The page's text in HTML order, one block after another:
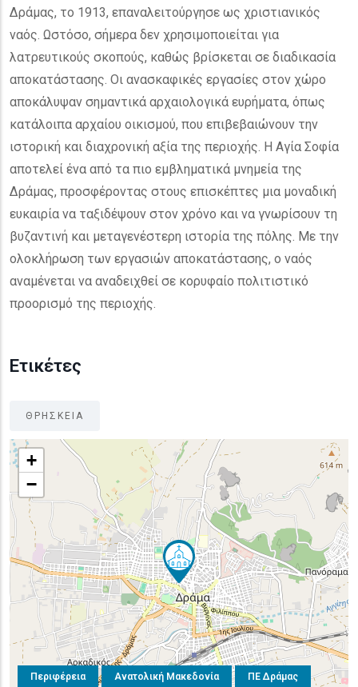
Δράμας, το 1913, επαναλειτούργησε ως χριστιανικός
ναός. Ωστόσο, σήμερα δεν χρησιμοποιείται για
λατρευτικούς σκοπούς, καθώς βρίσκεται σε διαδικασία
αποκατάστασης. Οι ανασκαφικές εργασίες στον χώρο
αποκάλυψαν σημαντικά αρχαιολογικά ευρήματα, όπως
κατάλοιπα αρχαίου οικισμού, που επιβεβαιώνουν την
ιστορική και διαχρονική αξία της περιοχής. Η Αγία Σοφία
αποτελεί ένα από τα πιο εμβληματικά μνημεία της
Δράμας, προσφέροντας στους επισκέπτες μια μοναδική
ευκαιρία να ταξιδέψουν στον χρόνο και να γνωρίσουν τη
βυζαντινή και μεταγενέστερη ιστορία της πόλης. Με την
ολοκλήρωση των εργασιών αποκατάστασης, ο ναός
αναμένεται να αναδειχθεί σε κορυφαίο πολιτιστικό
προορισμό της περιοχής.
Ετικέτες
ΘΡΗΣΚΕΙΑ
Περιφέρεια Ανατολική Μακεδονία ΠΕ Δράμας
+
−